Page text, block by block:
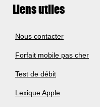
Liens utiles
Nous contacter
Forfait mobile pas cher
Test de débit
Lexique Apple